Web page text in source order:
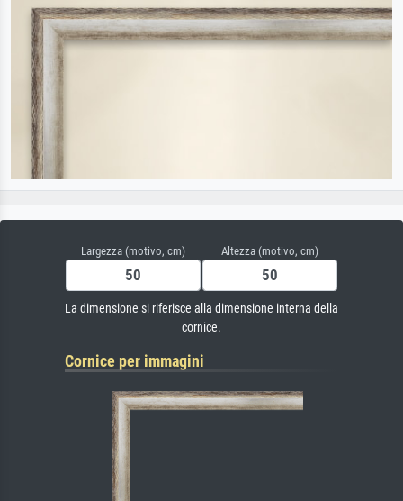
Largezza (motivo, cm) Altezza (motivo, cm)
La dimensione si riferisce alla dimensione interna della
cornice.
Cornice per immagini